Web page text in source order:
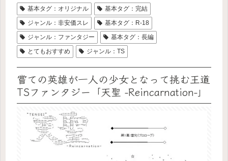
基本タグ：オリジナル
基本タグ：完結
ジャンル：非安価スレ
基本タグ：R-18
ジャンル：ファンタジー
基本タグ：長編
とてもおすすめ
ジャンル：TS
嘗ての英雄が一人の少女となって挑む王道
TSファンタジー「天聖 -Reincarnation-」